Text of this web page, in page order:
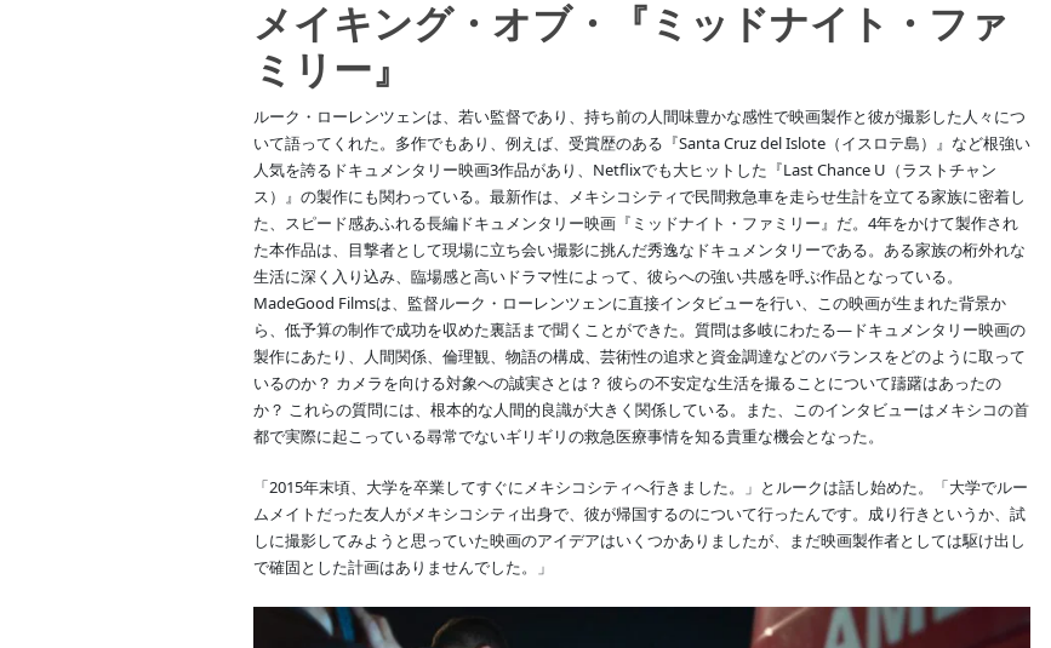
メイキング・オブ・『ミッドナイト・ファ
ミリー』
ルーク・ローレンツェンは、若い監督であり、持ち前の人間味豊かな感性で映画製作と彼が撮影した人々につ
いて語ってくれた。多作でもあり、例えば、受賞歴のある『Santa Cruz del Islote（イスロテ島）』など根強い
人気を誇るドキュメンタリー映画3作品があり、Netflixでも大ヒットした『Last Chance U（ラストチャン
ス）』の製作にも関わっている。最新作は、メキシコシティで民間救急車を走らせ生計を立てる家族に密着し
た、スピード感あふれる長編ドキュメンタリー映画『ミッドナイト・ファミリー』だ。4年をかけて製作され
た本作品は、目撃者として現場に立ち会い撮影に挑んだ秀逸なドキュメンタリーである。ある家族の桁外れな
生活に深く入り込み、臨場感と高いドラマ性によって、彼らへの強い共感を呼ぶ作品となっている。
MadeGood Filmsは、監督ルーク・ローレンツェンに直接インタビューを行い、この映画が生まれた背景か
ら、低予算の制作で成功を収めた裏話まで聞くことができた。質問は多岐にわたる―ドキュメンタリー映画の
製作にあたり、人間関係、倫理観、物語の構成、芸術性の追求と資金調達などのバランスをどのように取って
いるのか？ カメラを向ける対象への誠実さとは？ 彼らの不安定な生活を撮ることについて躊躇はあったの
か？ これらの質問には、根本的な人間的良識が大きく関係している。また、このインタビューはメキシコの首
都で実際に起こっている尋常でないギリギリの救急医療事情を知る貴重な機会となった。
「2015年末頃、大学を卒業してすぐにメキシコシティへ行きました。」とルークは話し始めた。「大学でルー
ムメイトだった友人がメキシコシティ出身で、彼が帰国するのについて行ったんです。成り行きというか、試
しに撮影してみようと思っていた映画のアイデアはいくつかありましたが、まだ映画製作者としては駆け出し
で確固とした計画はありませんでした。」